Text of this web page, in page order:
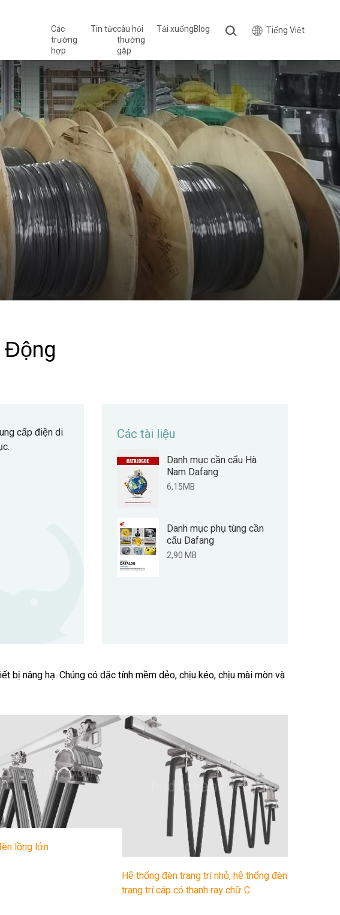
Các
trường
hợp
Tin tứccâu hỏi
thường
gặp
Tải xuốngBlog Tiếng Việt
Động
cấp điện di
Các tài liệu
Danh mục cần cẩu Hà
Nam Dafang
6,15MB
Danh mục phụ tùng cần
cẩu Dafang
2,90 MB
bị nâng hạ. Chúng có đặc tính mềm dẻo, chịu kéo, chịu mài mòn và
lồng lớn
Hệ thống đèn trang trí nhỏ, hệ thống đèn
trang trí cáp có thanh ray chữ C